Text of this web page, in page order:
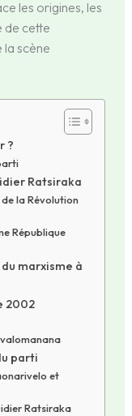
les origines, les
de cette
scène
?
Ratsiraka
la Révolution
République
du marxisme à
2002
parti
et
Ratsiraka